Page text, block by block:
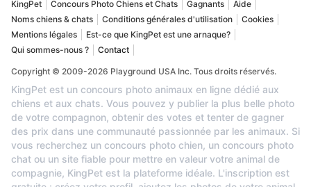
KingPet Concours Photo Chiens et Chats Gagnants
Aide
Noms chiens & chats
Conditions générales d'utilisation
Cookies
Mentions légales
Est-ce que KingPet est une arnaque?
Qui sommes-nous ?
Contact
Copyright © 2009-2026 Playground USA Inc. Tous droits réservés.
KingPet est un concours photo animaux en ligne dédié aux
chiens et aux chats. Vous pouvez y publier la plus belle photo
de votre compagnon, obtenir des votes et tenter de gagner
des prix dans une communauté passionnée par les animaux. Si
vous recherchez un concours photo chien, un concours photo
chat ou un site fiable pour mettre en valeur votre animal de
compagnie, KingPet est la plateforme idéale. L'inscription est